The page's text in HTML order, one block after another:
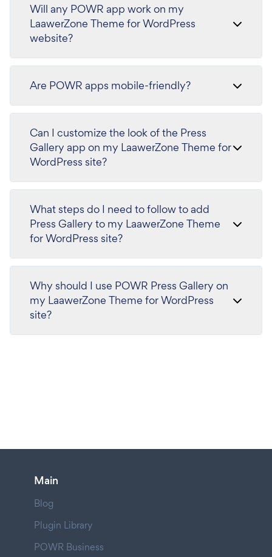
Will any POWR app work on my
LaawerZone Theme for WordPress
website?
Are POWR apps mobile-friendly?
Can I customize the look of the Press
Gallery app on my LaawerZone Theme for
WordPress site?
What steps do I need to follow to add
Press Gallery to my LaawerZone Theme
for WordPress site?
Why should I use POWR Press Gallery on
my LaawerZone Theme for WordPress
site?
Main
Blog
Plugin Library
POWR Business